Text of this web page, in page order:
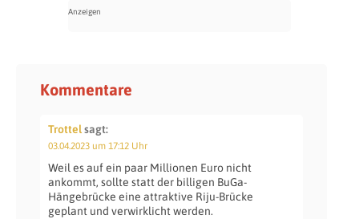
Kommentare
Trottelsagt:
03.04.2023 um 17:12 Uhr
Weil es auf ein paar Millionen Euro nicht
ankommt, sollte statt der billigen BuGa-
Hängebrücke eine attraktive Riju-Brücke
geplant und verwirklicht werden.